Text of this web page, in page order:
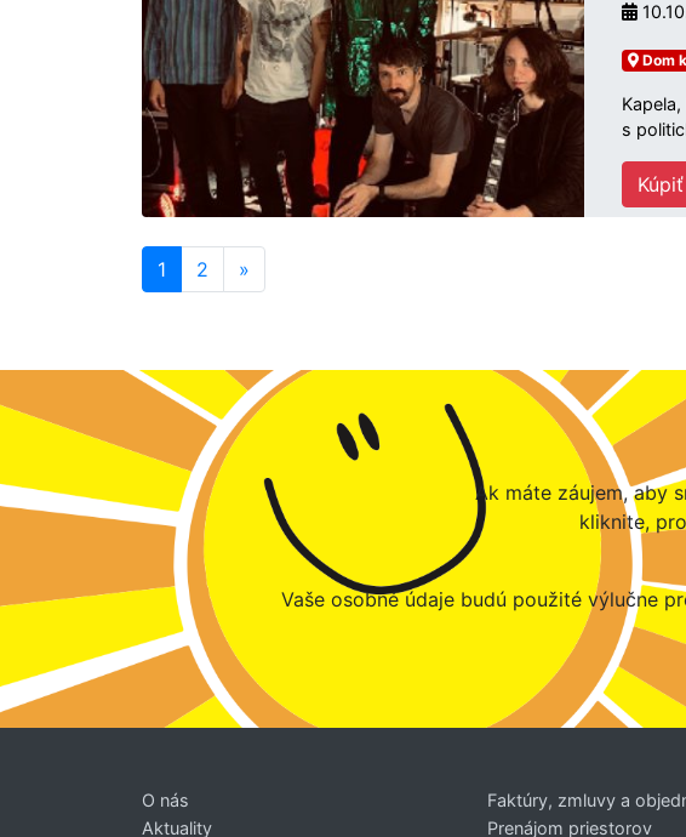
Dom
s
Kúpiť
1 2 »
Ak máte záujem, aby
kliknite,
Vaše osobné údaje budú použité výlučne
O nás
Aktuality
Faktúry, zmluvy a
Prenájom priestorov